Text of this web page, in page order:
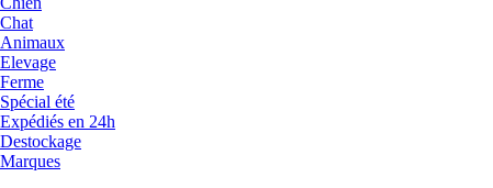
Chat
Animaux
Elevage
Ferme
Spécial été
Expédiés en 24h
Destockage
Marques